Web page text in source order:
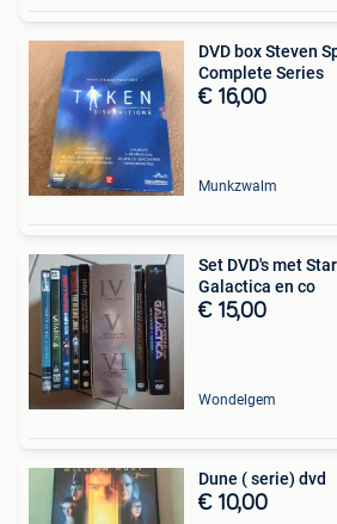
DVD box Steven
Complete Series
€ 16,00
Munkzwalm
Set DVD's met
Galactica en co
€ 15,00
Wondelgem
Dune ( serie) dvd
€ 10,00